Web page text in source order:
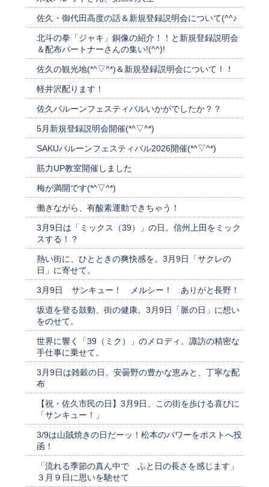
佐久・御代田高度の話＆新規登録説明会について(^^♪
北斗の拳「ジャキ」銅像の紹介！！と新規登録説明会
＆配布パートナーさんの集い!(^^)!
佐久の観光地(*^▽^*)＆新規登録説明会について！！
軽井沢配ります！
佐久バルーンフェスティバルいかがでしたか？？
5月新規登録説明会開催(*^▽^*)
SAKUバルーンフェスティバル2026開催(*^▽^*)
筋力UP教室開催しました
梅が満開です(*^▽^*)
働きながら、有酸素運動できちゃう！
3月9日は「ミックス（39）」の日。信州上田をミック
スする！？
熱い街に、ひとときの爽快感を。3月9日「サクレの
日」に寄せて。
3月9日 サンキュー！ メルシー！ ありがと長野！
坂道を登る鼓動、街の健康。3月9日「脈の日」に想い
をのせて。
世界に響く「39（ミク）」のメロディ。諏訪の精密な
手仕事に乗せて。
3月9日は雑穀の日。安曇野の豊かな恵みと、丁寧な配
布
【祝・佐久市民の日】3月9日、この街を歩ける喜びに
「サンキュー！」
3/9は山賊焼きの日だーッ！松本のパワーをポストへ投
函！
「流れる季節の真ん中で ふと日の長さを感じます」
３月９日に思いを馳せて